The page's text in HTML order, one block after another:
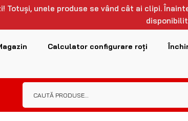
unele produse se vând cât ai clipi.
Calculator configurare roți